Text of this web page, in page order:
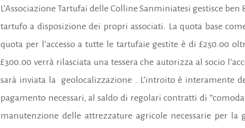
L’Associazione Tartufai delle Colline Sanminiatesi gestisce
tartufo a disposizione dei propri associati. La quota base
quota per l’accesso a tutte le tartufaie gestite è di £250.00
£300.00 verrà rilasciata una tessera che autorizza al socio
sarà inviata la geolocalizzazione . L’introito è interamente
pagamento necessari, al saldo di regolari contratti di
manutenzione delle attrezzature agricole necessarie per